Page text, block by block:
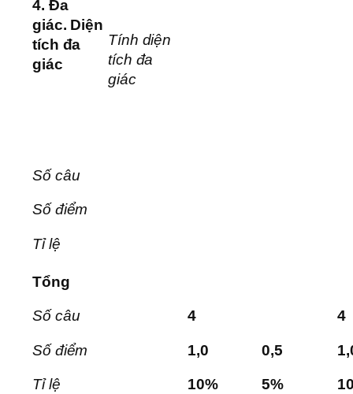
4. Đa
giác. Diện
tích đa
giác
Tính diện
tích đa
giác
Số câu
Số điểm
Tỉ lệ
Tổng
Số câu
Số điểm
Tỉ lệ
4
1,0
10%
0,5
5%
4